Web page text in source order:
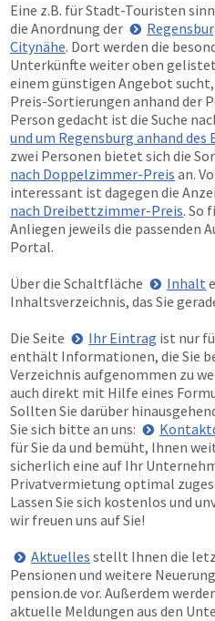
Eine z.B. für Stadt-Touristen
die Anordnung der
Citynähe. Dort werden die
Unterkünfte weiter oben
einem günstigen Angebot
Preis-Sortierungen anhand der
Person gedacht ist die Suche
und um Regensburg anhand
zwei Personen bietet sich die
nach Doppelzimmer-Preis an.
interessant ist dagegen die
nach Dreibettzimmer-Preis. So
Anliegen jeweils die passenden
Portal.
Über die Schaltfläche
Inhalt
Inhaltsverzeichnis, das Sie
Die Seite
Ihr Eintrag ist nur
enthält Informationen, die Sie
Verzeichnis aufgenommen zu
auch direkt mit Hilfe eines
Sollten Sie darüber
Sie sich bitte an uns:
für Sie da und bemüht, Ihnen
sicherlich eine auf Ihr
Privatvermietung optimal
Lassen Sie sich kostenlos und
wir freuen uns auf Sie!
Aktuelles stellt Ihnen die
Pensionen und weitere
pension.de vor. Außerdem
aktuelle Meldungen aus den